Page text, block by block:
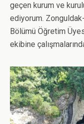
geçen kurum ve
ediyorum.
Bölümü Öğretim
ekibine